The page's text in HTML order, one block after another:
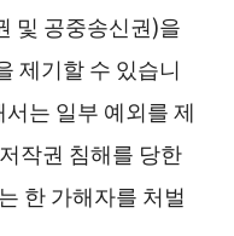
및 공중송신권)을
제기할 수 있습니
는 일부 예외를 제
작권 침해를 당한
한 가해자를 처벌